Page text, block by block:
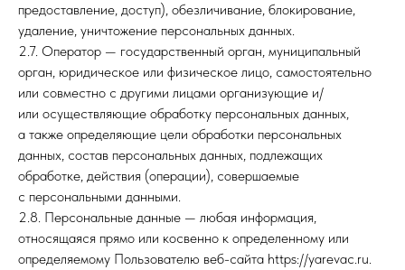
предоставление, доступ), обезличивание, блокирование,
удаление, уничтожение персональных данных.
2.7. Оператор — государственный орган, муниципальный
орган, юридическое или физическое лицо, самостоятельно
или совместно с другими лицами организующие и/
или осуществляющие обработку персональных данных,
а также определяющие цели обработки персональных
данных, состав персональных данных, подлежащих
обработке, действия (операции), совершаемые
с персональными данными.
2.8. Персональные данные — любая информация,
относящаяся прямо или косвенно к определенному или
определяемому Пользователю веб-сайта https://yarevac.ru.